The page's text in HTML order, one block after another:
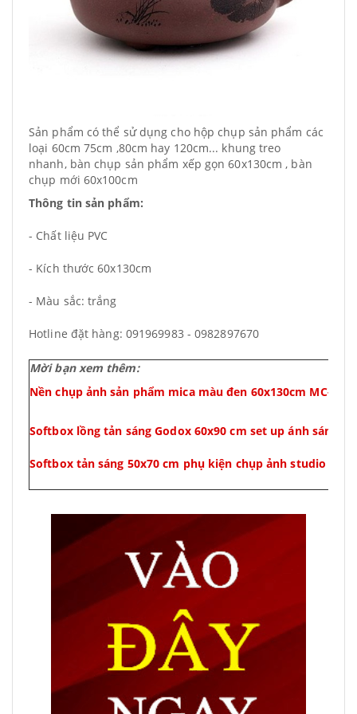
Sản phẩm có thể sử dụng cho hộp chụp sản phẩm các
loại 60cm 75cm ,80cm hay 120cm... khung treo
nhanh, bàn chụp sản phẩm xếp gọn 60x130cm , bàn
chụp mới 60x100cm
Thông tin sản phẩm:
- Chất liệu PVC
- Kích thước 60x130cm
- Màu sắc: trắng
Hotline đặt hàng: 091969983 - 0982897670
Mời bạn xem thêm:
Nền chụp ảnh sản phẩm mica màu đen 60x130cm MC-01
Softbox lồng tản sáng Godox 60x90 cm set up ánh sáng
Softbox tản sáng 50x70 cm phụ kiện chụp ảnh studio